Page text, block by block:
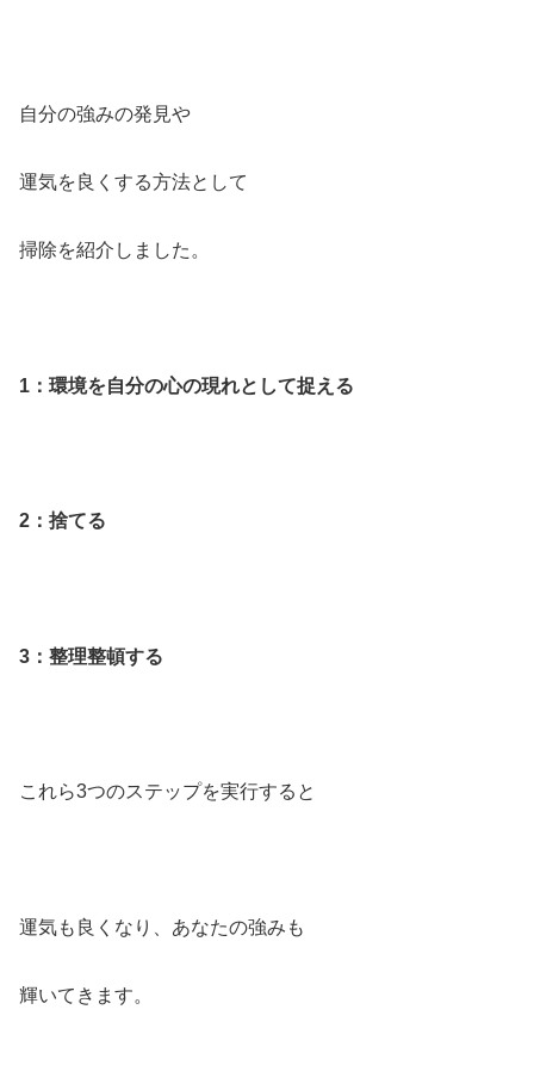
自分の強みの発見や
運気を良くする方法として
掃除を紹介しました。
1：環境を自分の心の現れとして捉える
2：捨てる
3：整理整頓する
これら3つのステップを実行すると
運気も良くなり、あなたの強みも
輝いてきます。